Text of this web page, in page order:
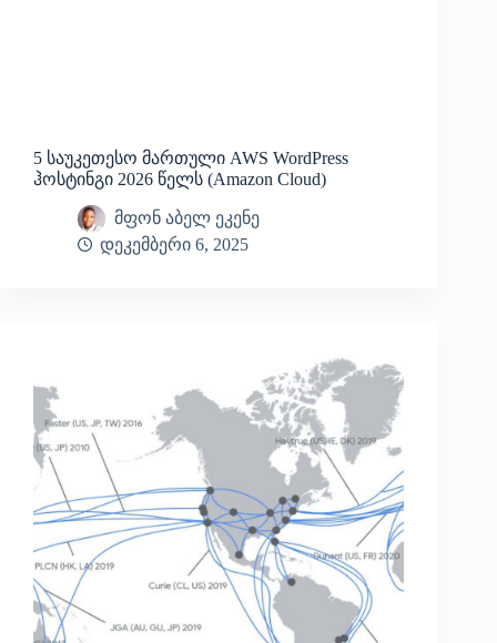
5 საუკეთესო მართული AWS WordPress
ჰოსტინგი 2026 წელს (Amazon Cloud)
მფონ აბელ ეკენე
დეკემბერი 6, 2025